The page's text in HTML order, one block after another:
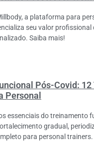
a plataforma para
seu valor profissional
Saiba mais!
Pós-Covid: 12
Personal
essenciais do treinamento
gradual,
para personal trainers.